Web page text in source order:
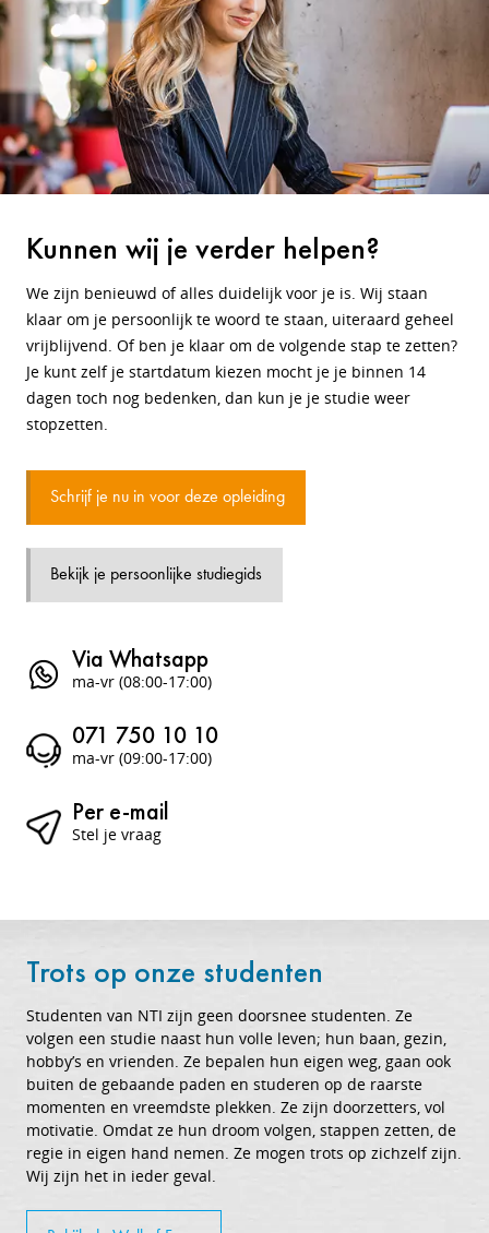
Kunnen wij je verder helpen?
We zijn benieuwd of alles duidelijk voor je is. Wij staan
klaar om je persoonlijk te woord te staan, uiteraard geheel
vrijblijvend. Of ben je klaar om de volgende stap te zetten?
Je kunt zelf je startdatum kiezen mocht je je binnen 14
dagen toch nog bedenken, dan kun je je studie weer
stopzetten.
Schrijf je nu in voor deze opleiding
Bekijk je persoonlijke studiegids
Via Whatsapp
ma-vr (08:00-17:00)
071 750 10 10
ma-vr (09:00-17:00)
Per e-mail
Stel je vraag
Trots op onze studenten
Studenten van NTI zijn geen doorsnee studenten. Ze
volgen een studie naast hun volle leven; hun baan, gezin,
hobby’s en vrienden. Ze bepalen hun eigen weg, gaan ook
buiten de gebaande paden en studeren op de raarste
momenten en vreemdste plekken. Ze zijn doorzetters, vol
motivatie. Omdat ze hun droom volgen, stappen zetten, de
regie in eigen hand nemen. Ze mogen trots op zichzelf zijn.
Wij zijn het in ieder geval.